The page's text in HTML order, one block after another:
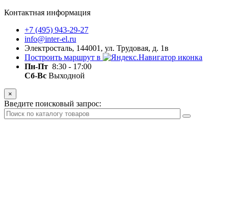
Контактная информация
+7 (495) 943-29-27
info@inter-el.ru
Электросталь, 144001, ул. Трудовая, д. 1в
Построить маршрут в
Пн-Пт 8:30 - 17:00
Сб-Вс Выходной
×
Введите поисковый запрос: